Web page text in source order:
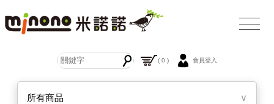
( 0 ) 會員登入
所有商品 ∨